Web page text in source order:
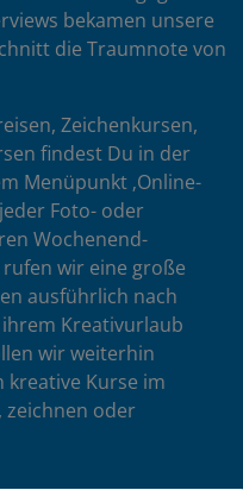
bekamen unsere
die Traumnote von
Zeichenkursen,
findest Du in der
Menüpunkt ‚Online-
Foto- oder
Wochenend-
wir eine große
ausführlich nach
Kreativurlaub
wir weiterhin
kreative Kurse im
zeichnen oder